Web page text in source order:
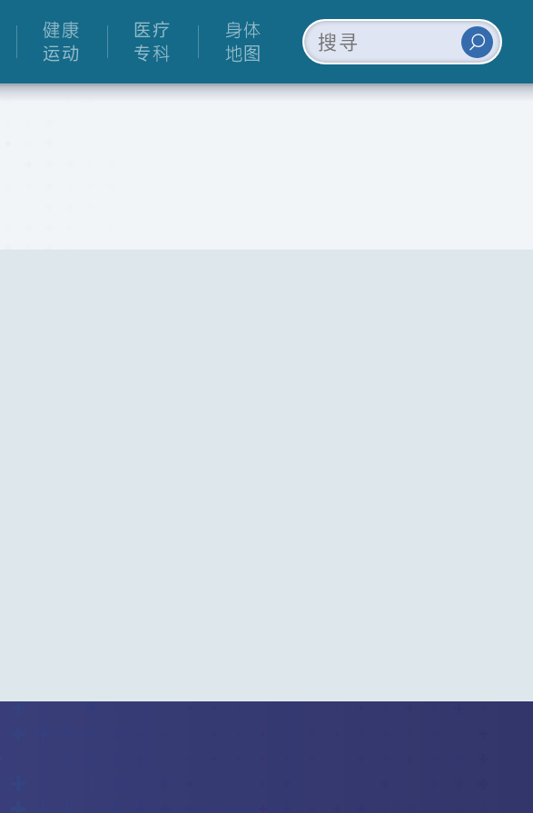
健康
运动
医疗
专科
身体
地图